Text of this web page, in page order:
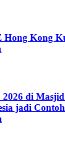
Hong Kong
di
jadi